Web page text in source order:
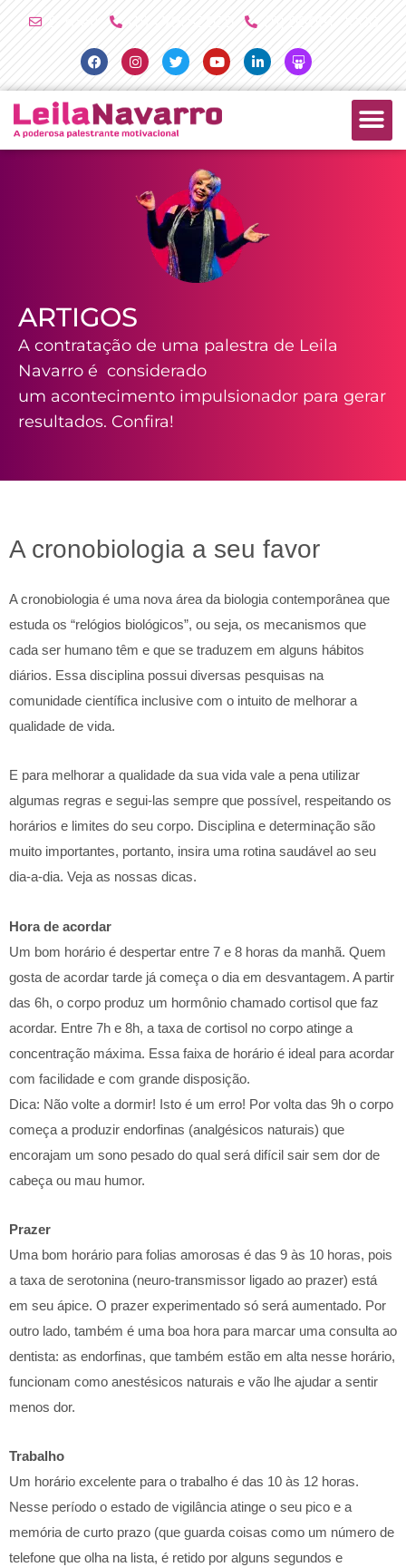
conteúdo
FacebookInstagramTwitterYoutubeLinkedinSlideshare
ARTIGOS
A contratação de uma palestra de Leila
Navarro é considerado
um acontecimento impulsionador para gerar
resultados. Confira!
A cronobiologia a seu favor
A cronobiologia é uma nova área da biologia contemporânea que
estuda os “relógios biológicos”, ou seja, os mecanismos que
cada ser humano têm e que se traduzem em alguns hábitos
diários. Essa disciplina possui diversas pesquisas na
comunidade científica inclusive com o intuito de melhorar a
qualidade de vida.
E para melhorar a qualidade da sua vida vale a pena utilizar
algumas regras e segui-las sempre que possível, respeitando os
horários e limites do seu corpo. Disciplina e determinação são
muito importantes, portanto, insira uma rotina saudável ao seu
dia-a-dia. Veja as nossas dicas.
Hora de acordar
Um bom horário é despertar entre 7 e 8 horas da manhã. Quem
gosta de acordar tarde já começa o dia em desvantagem. A partir
das 6h, o corpo produz um hormônio chamado cortisol que faz
acordar. Entre 7h e 8h, a taxa de cortisol no corpo atinge a
concentração máxima. Essa faixa de horário é ideal para acordar
com facilidade e com grande disposição.
Dica: Não volte a dormir! Isto é um erro! Por volta das 9h o corpo
começa a produzir endorfinas (analgésicos naturais) que
encorajam um sono pesado do qual será difícil sair sem dor de
cabeça ou mau humor.
Prazer
Uma bom horário para folias amorosas é das 9 às 10 horas, pois
a taxa de serotonina (neuro-transmissor ligado ao prazer) está
em seu ápice. O prazer experimentado só será aumentado. Por
outro lado, também é uma boa hora para marcar uma consulta ao
dentista: as endorfinas, que também estão em alta nesse horário,
funcionam como anestésicos naturais e vão lhe ajudar a sentir
menos dor.
Trabalho
Um horário excelente para o trabalho é das 10 às 12 horas.
Nesse período o estado de vigilância atinge o seu pico e a
memória de curto prazo (que guarda coisas como um número de
telefone que olha na lista, é retido por alguns segundos e